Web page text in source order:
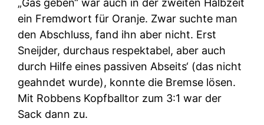
„Gas geben“ war auch in der zweiten Halbzeit
ein Fremdwort für Oranje. Zwar suchte man
den Abschluss, fand ihn aber nicht. Erst
Sneijder, durchaus respektabel, aber auch
durch Hilfe eines passiven Abseits‘ (das nicht
geahndet wurde), konnte die Bremse lösen.
Mit Robbens Kopfballtor zum 3:1 war der
Sack dann zu.